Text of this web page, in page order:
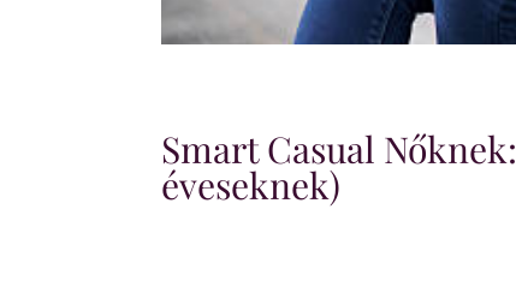
Smart Casual
éveseknek)